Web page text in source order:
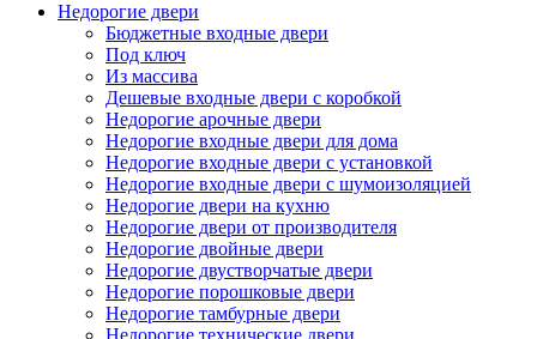
Недорогие двери
Бюджетные входные двери
Под ключ
Из массива
Дешевые входные двери с коробкой
Недорогие арочные двери
Недорогие входные двери для дома
Недорогие входные двери с установкой
Недорогие входные двери с шумоизоляцией
Недорогие двери на кухню
Недорогие двери от производителя
Недорогие двойные двери
Недорогие двустворчатые двери
Недорогие порошковые двери
Недорогие тамбурные двери
Недорогие технические двери